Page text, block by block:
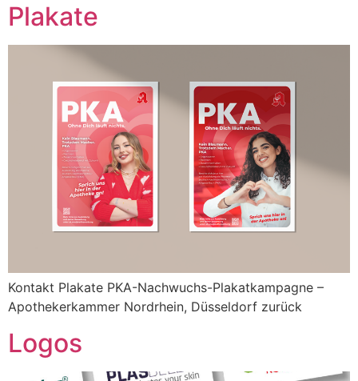
Plakate
Kontakt Plakate PKA-Nachwuchs-Plakatkampagne –
Apothekerkammer Nordrhein, Düsseldorf zurück
Logos